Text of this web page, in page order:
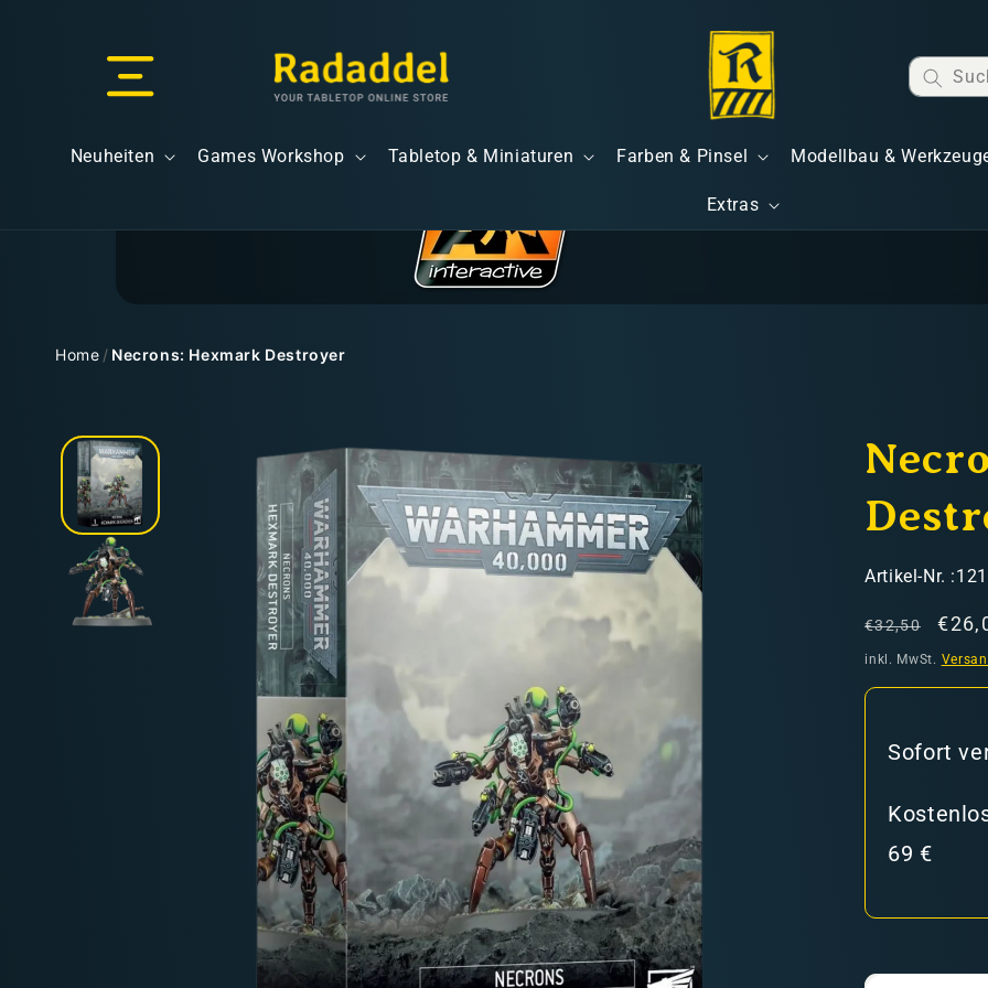
Neuheiten Games Workshop Tabletop & Miniaturen Farben & Pinsel Modellbau &
Extras
Home / Necrons: Hexmark Destroyer
Zu
Produktinformationen
springen
SKU:
Artikel-Nr.
Normaler
Preis
€32,50
inkl. MwSt.
Sofort
69 €
Kostenloser Versand
Deutschland: ab69 €
Österreich & EU: ab200 €
Schweiz: ab 350 €
Nicht-EU: kein kostenloser Versand
Lieferungen in Nicht-EU-Länder (z. B. Schweiz)
nicht im Kaufpreis oder in den Versandkosten